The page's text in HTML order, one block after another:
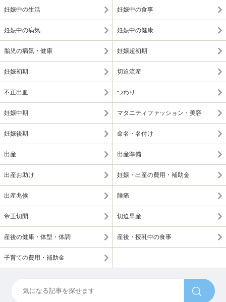
妊娠中の生活 妊娠中の食事
妊娠中の病気 妊娠中の健康
胎児の病気・健康 妊娠超初期
妊娠初期 切迫流産
不正出血 つわり
妊娠中期 マタニティファッション・美容
妊娠後期 命名・名付け
出産 出産準備
出産お助け 妊娠・出産の費用・補助金
出産兆候 陣痛
帝王切開 切迫早産
産後の健康・体型・体調 産後・授乳中の食事
子育ての費用・補助金